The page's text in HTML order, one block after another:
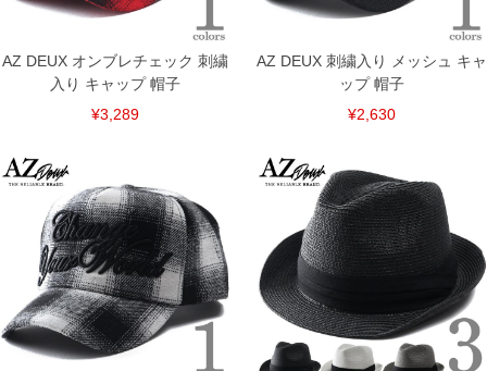
※当店での掲載商品は、実店鋪と在庫を共用しておりますので店頭での売り違い、店
舗からのお取り寄せ等により、お客様にご迷惑をお掛けしてしまう場合がございま
す。そのようなことがない様最大限に努めておりますが、もしあった場合速やかにご
連絡させて頂きますので予めご了承ください。
ITEM INTRODUCTION
AZ DEUX オンブレチェック 刺繍
入り キャップ 帽子
¥3,289
AZ DEUX 刺繍入り メッシュ キャ
ップ 帽子
¥2,630